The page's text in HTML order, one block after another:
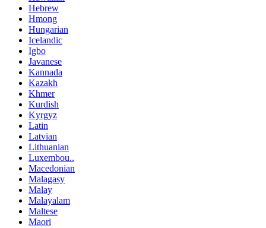
Hebrew
Hmong
Hungarian
Icelandic
Igbo
Javanese
Kannada
Kazakh
Khmer
Kurdish
Kyrgyz
Latin
Latvian
Lithuanian
Luxembou..
Macedonian
Malagasy
Malay
Malayalam
Maltese
Maori